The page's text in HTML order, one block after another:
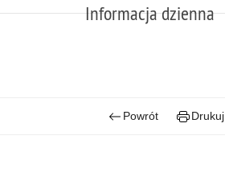
Informacja dzienna
Powrót Drukuj